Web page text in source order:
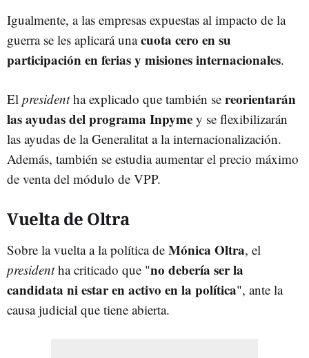
Igualmente, a las empresas expuestas al impacto de la
guerra se les aplicará unacuota cero en su
participación en ferias y misiones internacionales.
El presidentha explicado que también se reorientarán
las ayudas del programa Inpyme y se flexibilizarán
las ayudas de la Generalitat a la internacionalización.
Además, también se estudia aumentar el precio máximo
de venta del módulo de VPP.
Vuelta de Oltra
Sobre la vuelta a la política de Mónica Oltra, el
presidentha criticado que "no debería ser la
candidata ni estar en activo en la política", ante la
causa judicial que tiene abierta.